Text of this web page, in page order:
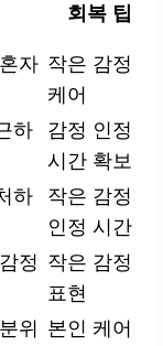
회복 팁
자 작은 감정
케어
하
감정 인정
시간 확보
하
작은 감정
인정 시간
정 작은 감정
표현
위 본인 케어